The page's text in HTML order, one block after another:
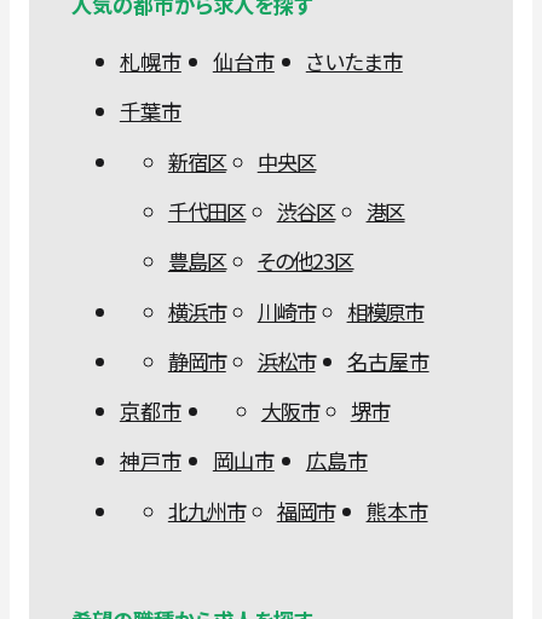
札幌市
仙台市
さいたま市
千葉市
新宿区
中央区
千代田区
渋谷区
港区
豊島区
その他23区
横浜市
川崎市
相模原市
静岡市
浜松市
名古屋市
京都市
大阪市
堺市
神戸市
岡山市
広島市
北九州市
福岡市 熊本市